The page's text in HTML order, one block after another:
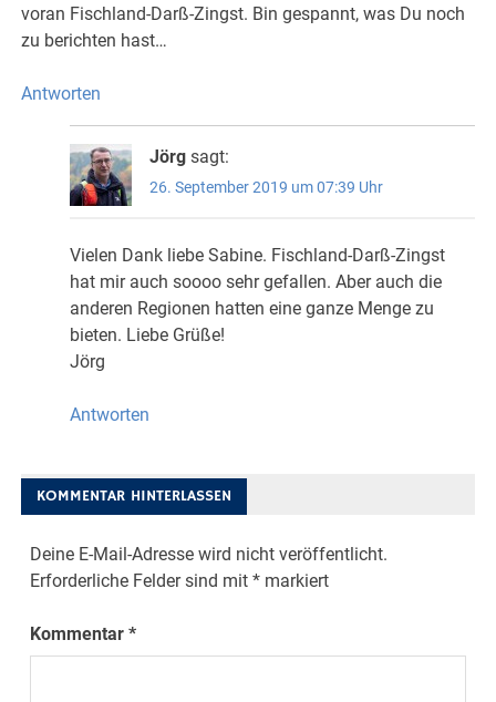
voran Fischland-Darß-Zingst. Bin gespannt, was Du noch
zu berichten hast…
Antworten
Jörg sagt:
26. September 2019 um 07:39 Uhr
Vielen Dank liebe Sabine. Fischland-Darß-Zingst
hat mir auch soooo sehr gefallen. Aber auch die
anderen Regionen hatten eine ganze Menge zu
bieten. Liebe Grüße!
Jörg
Antworten
KOMMENTAR HINTERLASSEN
Deine E-Mail-Adresse wird nicht veröffentlicht.
Erforderliche Felder sind mit* markiert
Kommentar*